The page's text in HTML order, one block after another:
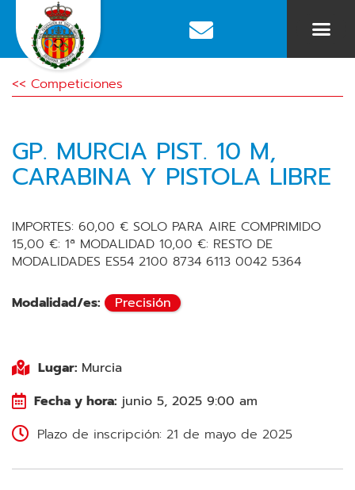
<< Competiciones
GP. MURCIA PIST. 10 M,
CARABINA Y PISTOLA LIBRE
IMPORTES: 60,00 € SOLO PARA AIRE COMPRIMIDO
15,00 €: 1ª MODALIDAD 10,00 €: RESTO DE
MODALIDADES ES54 2100 8734 6113 0042 5364
Modalidad/es: Precisión
Lugar: Murcia
Fecha y hora: junio 5, 2025 9:00 am
Plazo de inscripción: 21 de mayo de 2025